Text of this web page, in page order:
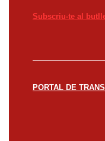
Subscriu-te al
PORTAL DE